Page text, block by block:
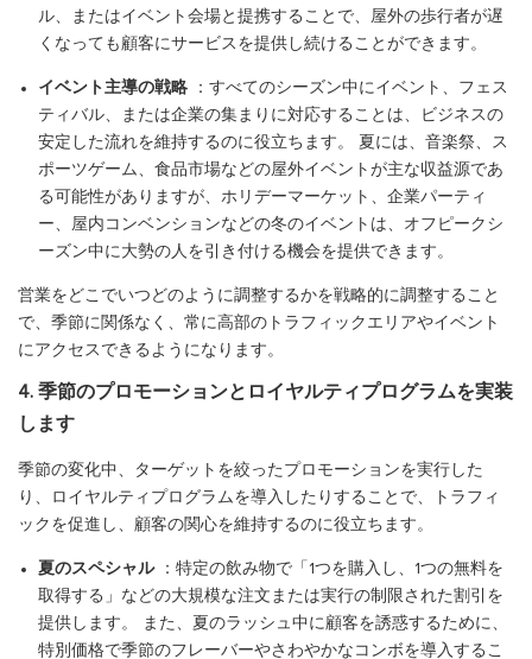
ル、またはイベント会場と提携することで、屋外の歩行者が遅
くなっても顧客にサービスを提供し続けることができます。
イベント主導の戦略
：すべてのシーズン中にイベント、フェス
ティバル、または企業の集まりに対応することは、ビジネスの
安定した流れを維持するのに役立ちます。 夏には、音楽祭、ス
ポーツゲーム、食品市場などの屋外イベントが主な収益源であ
る可能性がありますが、ホリデーマーケット、企業パーティ
ー、屋内コンベンションなどの冬のイベントは、オフピークシ
ーズン中に大勢の人を引き付ける機会を提供できます。
営業をどこでいつどのように調整するかを戦略的に調整すること
で、季節に関係なく、常に高部のトラフィックエリアやイベント
にアクセスできるようになります。
4. 季節のプロモーションとロイヤルティプログラムを実装
します
季節の変化中、ターゲットを絞ったプロモーションを実行した
り、ロイヤルティプログラムを導入したりすることで、トラフィ
ックを促進し、顧客の関心を維持するのに役立ちます。
夏のスペシャル
：特定の飲み物で「1つを購入し、1つの無料を
取得する」などの大規模な注文または実行の制限された割引を
提供します。 また、夏のラッシュ中に顧客を誘惑するために、
特別価格で季節のフレーバーやさわやかなコンボを導入するこ